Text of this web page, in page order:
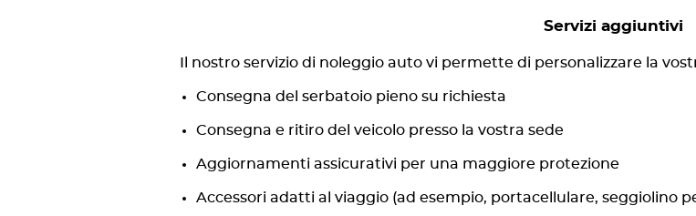
Servizi aggiuntivi
Il nostro servizio di noleggio auto vi permette di personalizzare la
Consegna del serbatoio pieno su richiesta
Consegna e ritiro del veicolo presso la vostra sede
Aggiornamenti assicurativi per una maggiore protezione
Accessori adatti al viaggio (ad esempio, portacellulare, seggiolino